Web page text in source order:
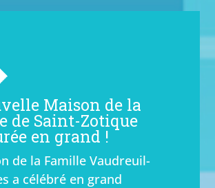
Maison de la
de Saint-Zotique
en grand !
de la Famille Vaudreuil-
a célébré en grand